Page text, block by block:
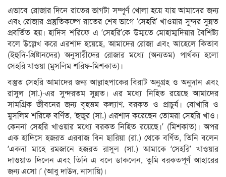
এভাবে রোজার দিনে রাতের ভাগটা সম্পূর্ণ খোলা হয়ে যায় আমাদের জন্য
এবং রোজার প্রস্তুতিকল্পে রাতের শেষ ভাগে ‘সেহরি’ খাওয়ার সুন্দর সুন্নত
প্রবর্তিত হয়। হাদিস শরিফে এ ‘সেহরি’কে উম্মতে মোহাম্মদিয়ার বৈশিষ্ট্য
বলে উল্লেখ করে এরশাদ হয়েছে, আমাদের রোজা এবং আহেলে কিতাব
(ইহুদি-খ্রিষ্টানদের) অনুসারীদের রোজার মধ্যে (অন্যতম) পার্থক্য হলো
সেহরি খাওয়া (মুসলিম শরিফ-মিশকাত)।
বস্তুত সেহরি আমাদের জন্য আল্লাহপাকের বিরাট অনুগ্রহ ও অনুদান এবং
রাসুল (সা.)-এর সুন্দরতম সুন্নত। এর মধ্যে নিহিত রয়েছে আমাদের
সামগ্রিক জীবনের জন্য বৃহত্তম কল্যাণ, বরকত ও প্রাচুর্য। বোখারি ও
মুসলিম শরিফে বর্ণিত, ‘হুজুর (সা.) এরশাদ করেছেন তোমরা সেহরি খাও।
কেননা সেহরি খাওয়ার মধ্যে বরকত নিহিত রয়েছে।’ (মিশকাত)। অপর
এক হাদিসে হজরত এরবাজ বিন ছারিয়া (রা.) থেকে বর্ণিত, তিনি বলেন
‘একদা মাহে রমজানে হজরত রাসুল (সা.) আমাকে ‘সেহরি’ খাওয়ার
দাওয়াত দিলেন এবং তিনি এ বলে ডাকলেন, তুমি বরকতপূর্ণ আহারের
জন্য এসো।’ (আবু দাউদ, নাসায়ি)।